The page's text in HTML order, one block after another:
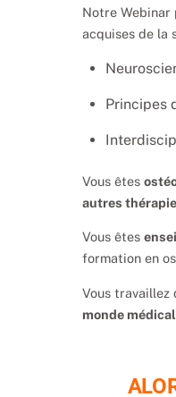
Notre Webinar
acquises de la
Principes
Vous êtes
autres
Vous êtes
formation en
Vous travaillez
monde médical